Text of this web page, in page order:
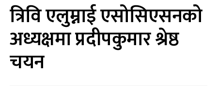
त्रिवि एलुम्नाई एसोसिएसनको
अध्यक्षमा प्रदीपकुमार श्रेष्ठ
चयन